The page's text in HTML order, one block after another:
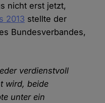
nicht erst jetzt,
2013 stellte der
Bundesverbandes,
verdienstvoll
wird, beide
unter ein